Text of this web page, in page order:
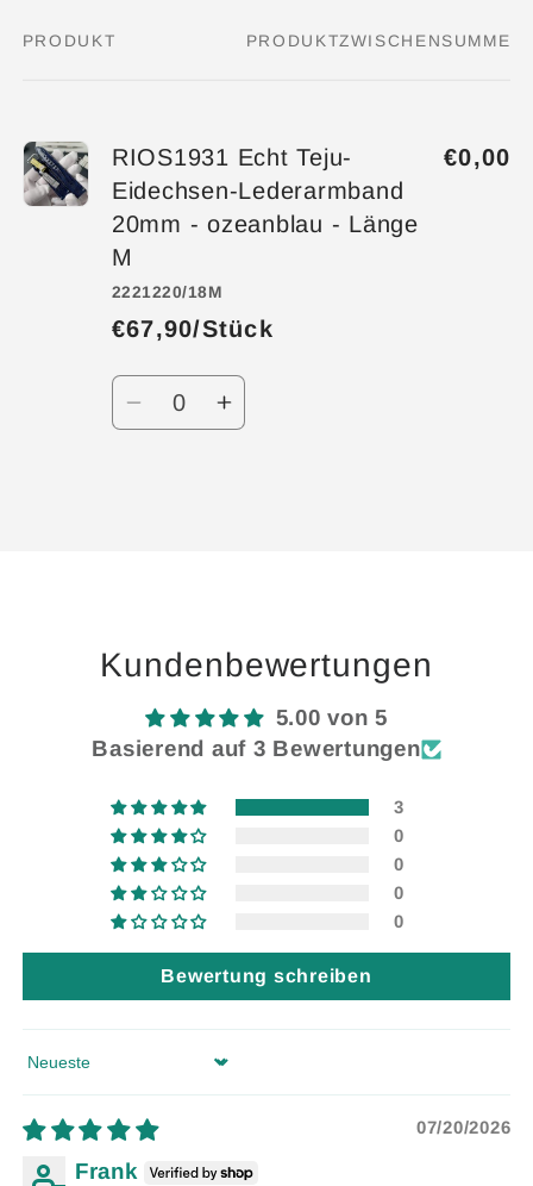
Dein
PRODUKT PRODUKTZWISCHENSUMME
RIOS1931 Echt Teju-
Eidechsen-Lederarmband
20mm - ozeanblau - Länge
M
2221220/18M
€67,90/Stück
€0,00
Anzahl
VerringereErhöhe
Kundenbewertungen
5.00 von 5
Basierend auf 3 Bewertungen
3
0
0
0
0
Bewertung schreiben
Sort by
07/20/2026
Frank